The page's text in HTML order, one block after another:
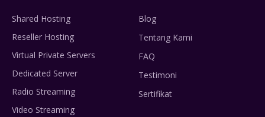
Shared Hosting
Reseller Hosting
Virtual Private Servers
Dedicated Server
Radio Streaming
Video Streaming
Blog
Tentang Kami
FAQ
Testimoni
Sertifikat